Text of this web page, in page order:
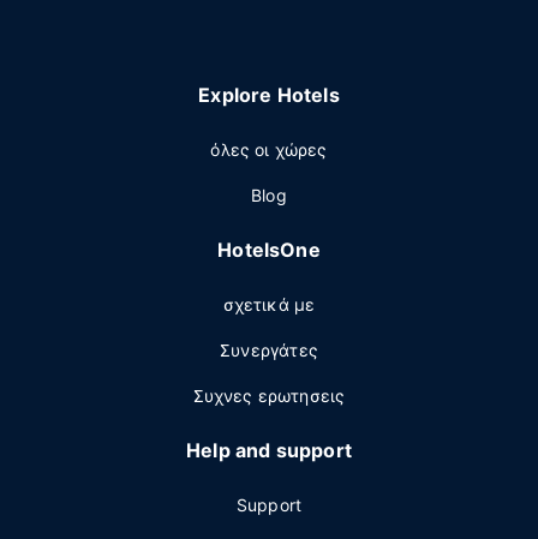
Explore Hotels
όλες οι χώρες
Blog
HotelsOne
σχετικά με
Συνεργάτες
Συχνες ερωτησεις
Help and support
Support